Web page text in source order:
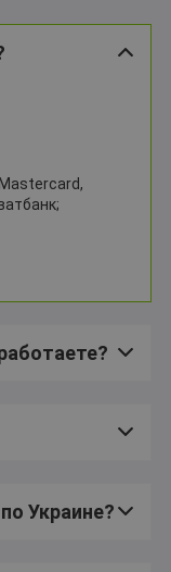
Украине?